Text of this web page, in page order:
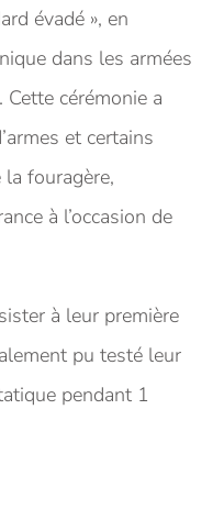
évadé », en
dans les armées
cérémonie a
et certains
fouragère,
à l’occasion de
à leur première
pu testé leur
pendant 1